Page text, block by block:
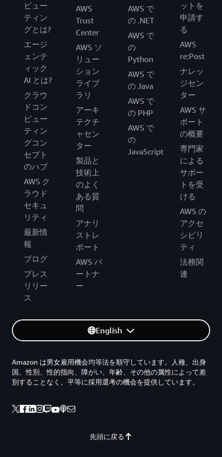
ピュー
ティン
グとは?
エージ
ェンテ
ィック
AI とは?
クラウ
ドコン
ピュー
ティン
グコン
セプト
のハブ
AWS ク
ラウド
セキュ
リティ
最新情
報
ブログ
プレス
リリー
ス
AWS
Trust
Center
AWS ソ
リュー
ション
ライブ
ラリ
アーキ
テクチ
ャセン
ター
製品と
技術上
のよく
ある質
問
アナリ
ストレ
ポート
AWS パ
ートナ
ー
AWS で
の .NET
AWS で
の
Python
AWS で
の Java
AWS で
の PHP
AWS で
の
JavaScript
ットを
申請す
る
AWS
re:Post
ナレッ
ジセン
ター
AWS サ
ポート
の概要
専門家
による
サポー
トを受
ける
AWS の
アクセ
シビリ
ティ
法務関
連
English
先頭に戻る
Amazon は男女雇用機会均等法を順守しています。人種、出身
国、性別、性的指向、障がい、年齢、その他の属性によって差
別することなく、平等に採用選考の機会を提供しています。